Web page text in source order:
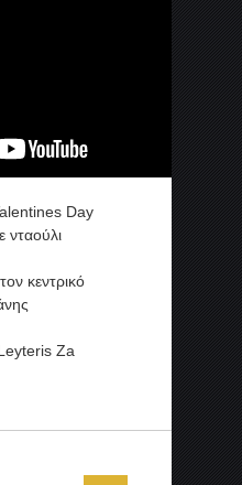
Day
νταούλι
κεντρικό
Za